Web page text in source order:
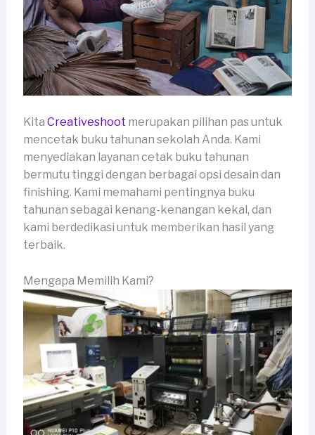
Kita Creativeshoot merupakan pilihan pas untuk
mencetak buku tahunan sekolah Anda. Kami
menyediakan layanan cetak buku tahunan
bermutu tinggi dengan berbagai opsi desain dan
finishing. Kami memahami pentingnya buku
tahunan sebagai kenang-kenangan kekal, dan
kami berdedikasi untuk memberikan hasil yang
terbaik.
Mengapa Memilih Kami?